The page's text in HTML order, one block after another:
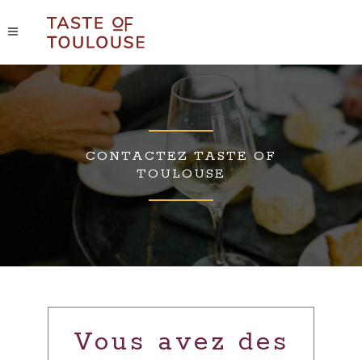
CONTACTEZ TASTE OF
TOULOUSE
Vous avez des